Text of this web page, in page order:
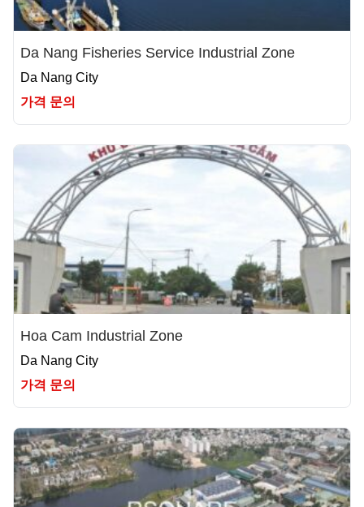
Da Nang Fisheries Service Industrial Zone
Da Nang City
가격 문의
Hoa Cam Industrial Zone
Da Nang City
가격 문의